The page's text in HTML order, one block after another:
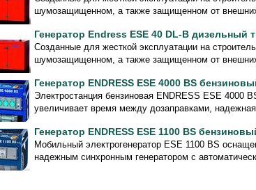
шумозащищенном, а также защищенном от внешних
Генератор Endress ESE 40 DL-B дизельный
Созданные для жесткой эксплуатации на
шумозащищенном, а также защищенном от внешних
Генератор ENDRESS ESE 4000 BS
Электростанция бензиновая ENDRESS ESE 4000
увеличивает время между дозаправками, надежная
Генератор ENDRESS ESE 1100 BS
Мобильный электрогенератор ESE 1100 ВS
надежным синхронным генератором с